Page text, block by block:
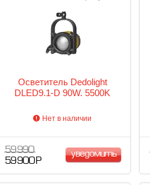
Осветитель Dedolight
DLED9.1-D 90W. 5500K
Нет в наличии
59 990
59 900 Р
уведомить